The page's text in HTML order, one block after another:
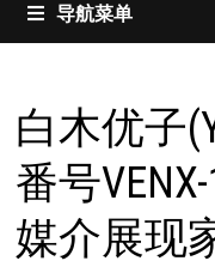
导航菜单
白木优子
番号
媒介展现